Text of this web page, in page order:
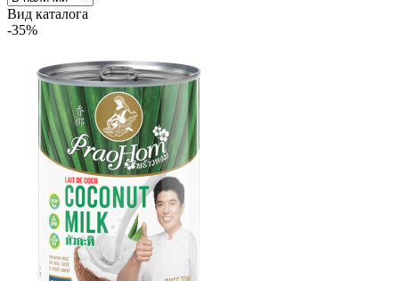
Вид каталога
-35%